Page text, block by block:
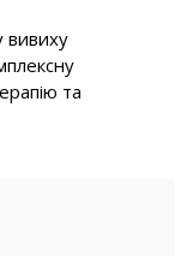
вивиху
та